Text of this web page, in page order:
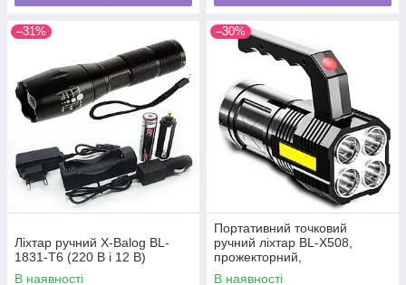
–31%
Ліхтар ручний X-Balog BL-
1831-T6 (220 В і 12 В)
В наявності
–30%
Портативний точковий
ручний ліхтар BL-X508,
прожекторний,
водонепроникний, з USB,
В наявності